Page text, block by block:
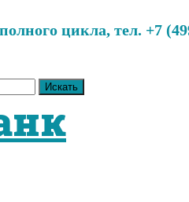
цикла, тел. +7
Искать